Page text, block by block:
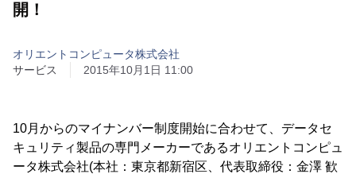
開！
オリエントコンピュータ株式会社
サービス
2015年10月1日 11:00
10月からのマイナンバー制度開始に合わせて、データセ
キュリティ製品の専門メーカーであるオリエントコンピュ
ータ株式会社(本社：東京都新宿区、代表取締役：金澤 歓